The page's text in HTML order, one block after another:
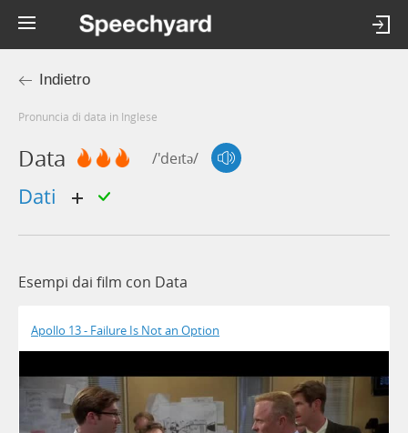
Indietro
Pronuncia di data in Inglese
Data /'deɪtə/
dati
Esempi dai film con Data
Apollo 13 - Failure Is Not an Option